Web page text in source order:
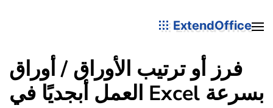
ExtendOffice
فرز أو ترتيب الأوراق / أوراق
العمل أبجديًا في Excel بسرعة